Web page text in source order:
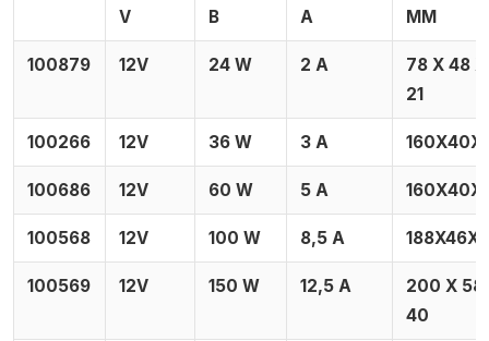
V
В
А
MM
100879 12V 24 W 2 А
78 X 48 X
21
100266 12V 36 W 3 А
100686 12V 60 W 5 А
100568 12V 100 W 8,5 А
100569 12V 150 W 12,5 А
200 X 58
40